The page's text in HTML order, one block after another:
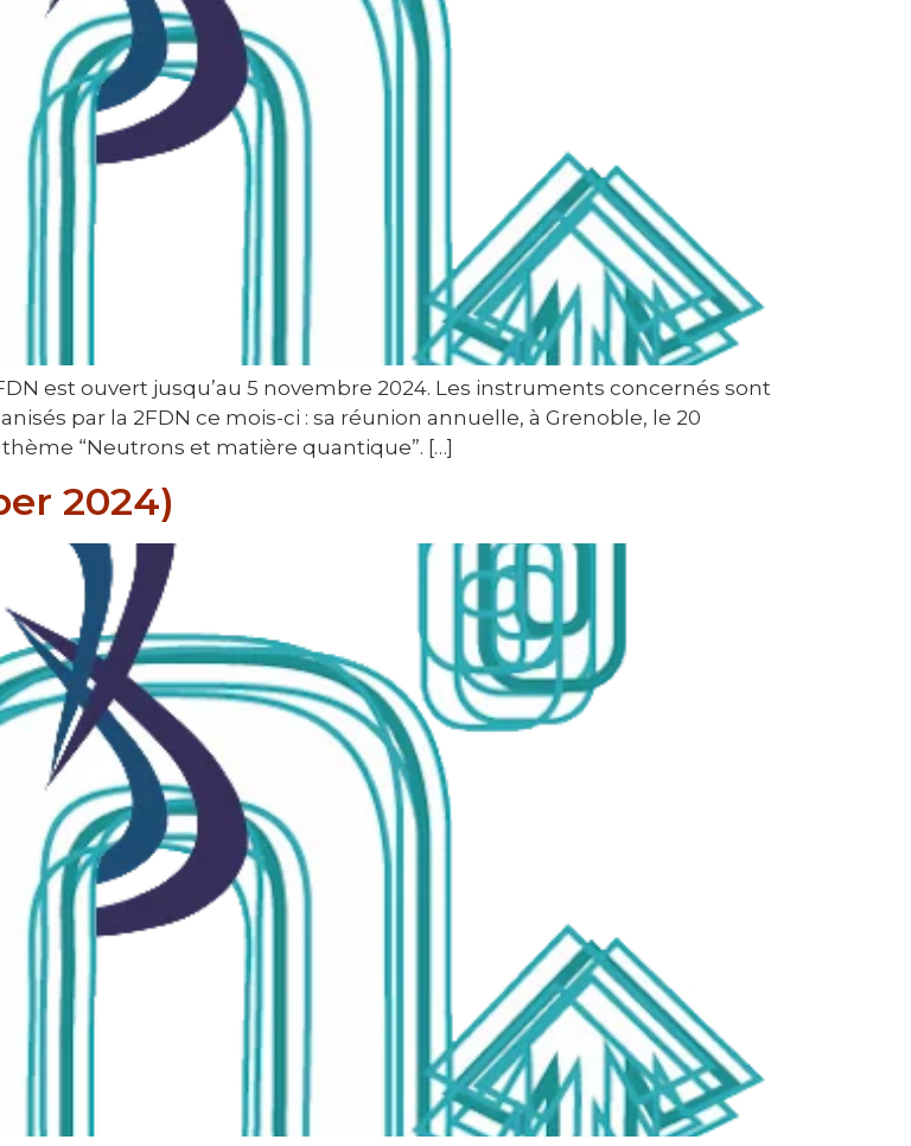
est ouvert jusqu’au 5 novembre 2024. Les instruments concernés sont
par la 2FDN ce mois-ci : sa réunion annuelle, à Grenoble, le 20
“Neutrons et matière quantique”. […]
2024)